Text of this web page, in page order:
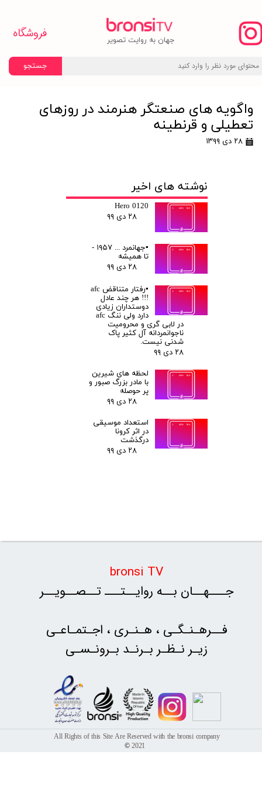
​جهان به روایت تصویر
جستجو
فروشگاه
واگویه های صنعتگر هنرمند در روزهای
تعطیلی و قرنطینه
۲۸ دی ۱۳۹۹
نوشته های اخیر
Hero 0120
۲۸ دی ۹۹
▪️جهانمرد ... ۱۹۵۷ -
تا همیشه
۲۸ دی ۹۹
▪️رفتار متناقض afc
!!! هر چند عادل
دوستداران زیادی
دارد ولی ننگ afc
در لابی گری و محرومیت
ناجوانمردانه آل کثیر پاک
شدنی نیست.
۲۸ دی ۹۹
لحظه های شیرین
با مادر بزرگ صبور و
پر حوصله
۲۸ دی ۹۹
استعداد موسیقی
در اثر کرونا
درگذشت
۲۸ دی ۹۹
All Rights of this Site Are Reserved with the bronsi company
©
bronsi TV
جـــهــان بــه‌ روایــتـــ تــصــویــر
​​​​​​​فــرهـنـگـی ، هـنـری ، اجـتمـاعـی
زیـر نـظـر بـرنـد بـرونـسـی